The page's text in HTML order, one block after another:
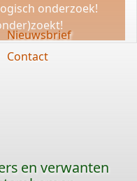
onderzoek!
Nieuwsbrief
Contact
en verwanten